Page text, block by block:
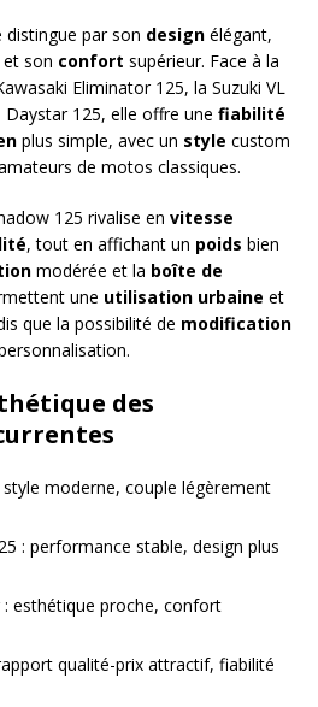
distingue par son design élégant,
son confort supérieur. Face à la
Eliminator 125, la Suzuki VL
125, elle offre une fiabilité
plus simple, avec un style custom
de motos classiques.
125 rivalise en vitesse
, tout en affichant un poids bien
modérée et la boîte de
une utilisation urbaine et
que la possibilité de modification
des
moderne, couple légèrement
: performance stable, design plus
: esthétique proche, confort
qualité-prix attractif, fiabilité